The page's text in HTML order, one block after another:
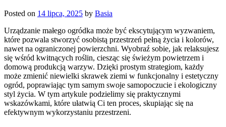
Posted on 14 lipca, 2025 by Basia
Urządzanie małego ogródka może być ekscytującym wyzwaniem,
które pozwala stworzyć osobistą przestrzeń pełną życia i kolorów,
nawet na ograniczonej powierzchni. Wyobraź sobie, jak relaksujesz
się wśród kwitnących roślin, ciesząc się świeżym powietrzem i
domową produkcją warzyw. Dzięki prostym strategiom, każdy
może zmienić niewielki skrawek ziemi w funkcjonalny i estetyczny
ogród, poprawiając tym samym swoje samopoczucie i ekologiczny
styl życia. W tym artykule podzielimy się praktycznymi
wskazówkami, które ułatwią Ci ten proces, skupiając się na
efektywnym wykorzystaniu przestrzeni.